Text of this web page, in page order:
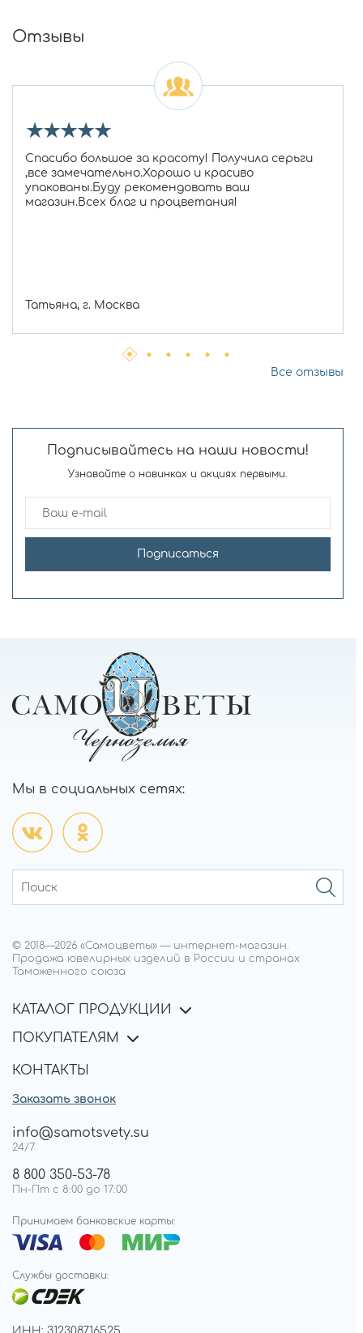
Отзывы
★★★★★
Спасибо большое за красоту! Получила серьги
,все замечательно.Хорошо и красиво
упакованы.Буду рекомендовать ваш
магазин.Всех благ и процветания!
Татьяна, г. Москва
Все отзывы
Подписывайтесь на наши новости!
Узнавайте о новинках и акциях первыми.
Подписаться
Мы в социальных сетях:
© 2018—2026 «Самоцветы» — интернет-магазин.
Продажа ювелирных изделий в России и странах
Таможенного союза
КАТАЛОГ ПРОДУКЦИИ
ПОКУПАТЕЛЯМ
КОНТАКТЫ
Заказать звонок
info@samotsvety.su
24/7
8 800 350-53-78
Пн-Пт с 8:00 до 17:00
Принимаем банковские карты:
Службы доставки: